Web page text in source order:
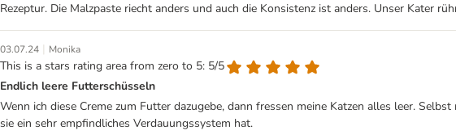
Rezeptur. Die Malzpaste riecht anders und auch die Konsistenz ist anders. Unser Kater
03.07.24 | Monika
This is a stars rating area from zero to 5: 5/5
Endlich leere Futterschüsseln
Wenn ich diese Creme zum Futter dazugebe, dann fressen meine Katzen alles leer.
sie ein sehr empfindliches Verdauungssystem hat.